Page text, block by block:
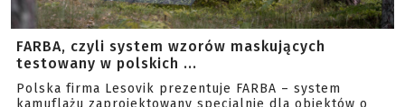
FARBA, czyli system wzorów maskujących
testowany w polskich ...
Polska firma Lesovik prezentuje FARBA – system